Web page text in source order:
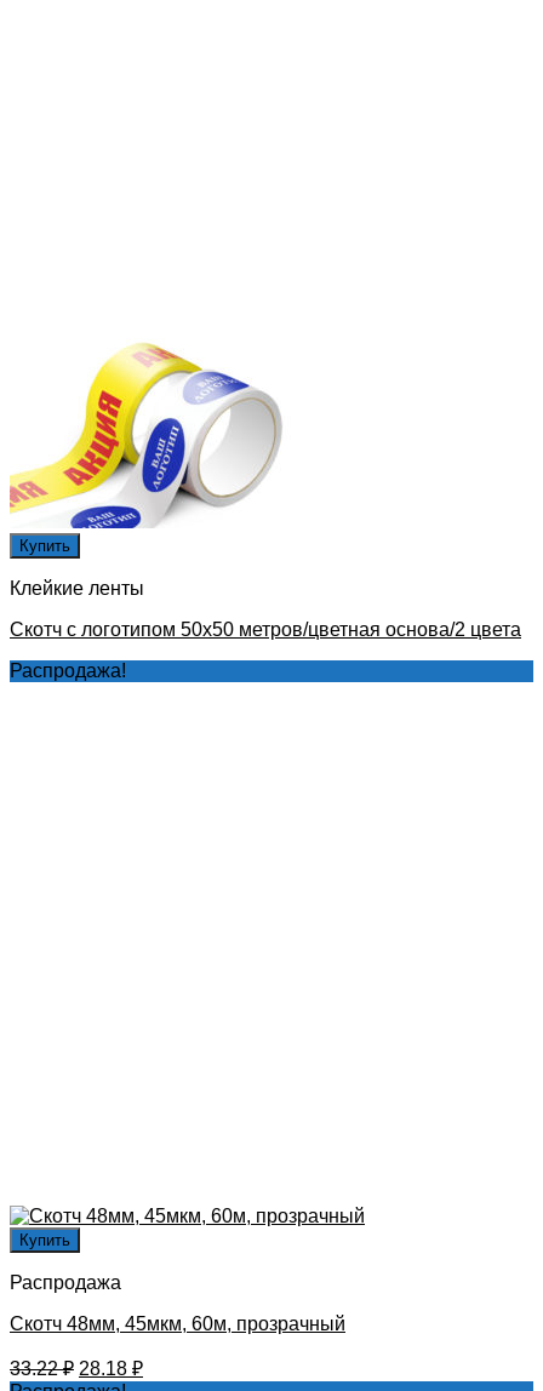
Купить
Клейкие ленты
Скотч с логотипом 50х50 метров/цветная основа/2 цвета
Распродажа!
Купить
Распродажа
Скотч 48мм, 45мкм, 60м, прозрачный
33.22₽ Первоначальная
цена
28.18 ₽Текущая
цена: